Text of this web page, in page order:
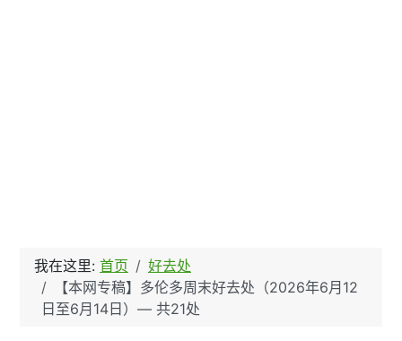
我在这里: 首页
好去处
【本网专稿】多伦多周末好去处（2026年6月12
日至6月14日）— 共21处